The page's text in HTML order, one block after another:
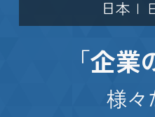
日本Ｉ
「 企業
様々